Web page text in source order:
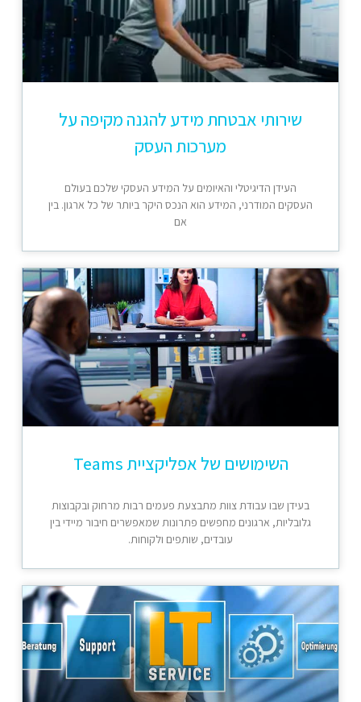
שירותי אבטחת מידע להגנה מקיפה על
מערכות העסק
העידן הדיגיטלי והאיומים על המידע העסקי שלכם בעולם
העסקים המודרני, המידע הוא הנכס היקר ביותר של כל ארגון. בין
אם
השימושים של אפליקציית Teams
בעידן שבו עבודת צוות מתבצעת פעמים רבות מרחוק ובקבוצות
גלובליות, ארגונים מחפשים פתרונות שמאפשרים חיבור מיידי בין
עובדים, שותפים ולקוחות.